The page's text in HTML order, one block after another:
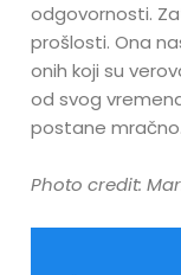
odgovornosti.
prošlosti. Ona
onih koji su
od svog
postane mračno.
Photo credit: